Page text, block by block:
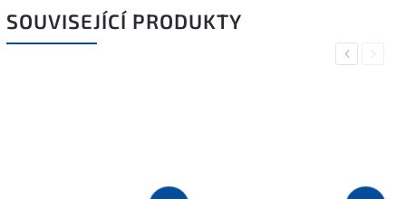
SOUVISEJÍCÍ PRODUKTY
PreviousNext